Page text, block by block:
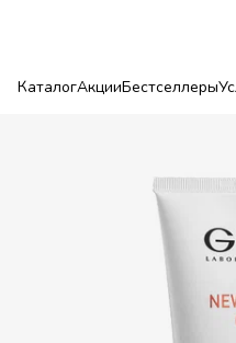
КаталогАкцииБестселлеры